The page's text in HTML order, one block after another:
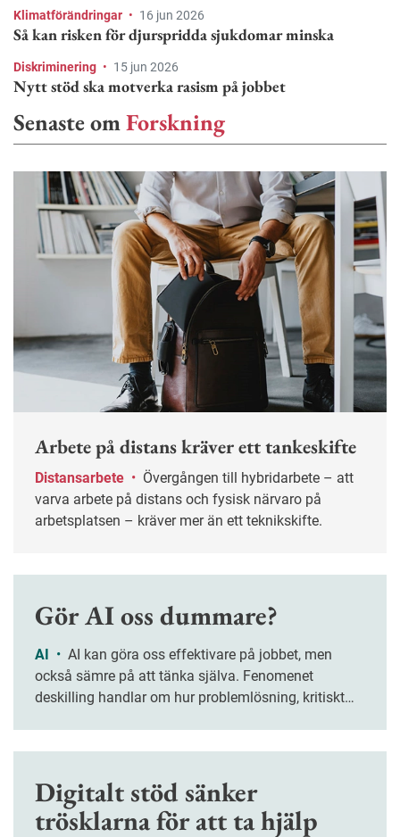
Klimatförändringar • 16 jun 2026
Så kan risken för djurspridda sjukdomar minska
Diskriminering • 15 jun 2026
Nytt stöd ska motverka rasism på jobbet
Senaste omForskning
Arbete på distans kräver ett tankeskifte
Distansarbete •
varva arbete på distans och fysisk närvaro på
arbetsplatsen – kräver mer än ett teknikskifte.
Gör AI oss dummare?
AI •
också sämre på att tänka själva. Fenomenet
deskilling handlar om hur problemlösning, kritiskt
Digitalt stöd sänker
trösklarna för att ta hjälp